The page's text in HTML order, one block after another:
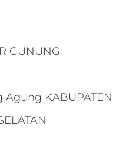
GUNUNG
Agung